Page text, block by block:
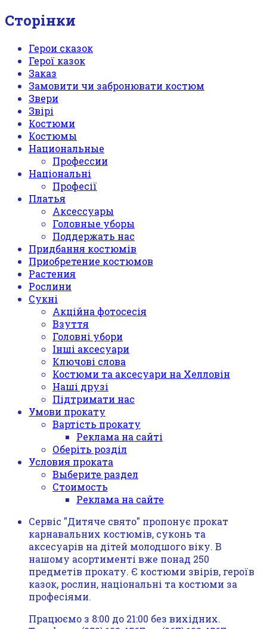
Сторінки
Герои сказок
Герої казок
Заказ
Замовити чи забронювати костюм
Звери
Звірі
Костюми
Костюмы
Национальные
Профессии
Національні
Професії
Платья
Аксессуары
Головные уборы
Поддержать нас
Придбання костюмів
Приобретение костюмов
Растения
Рослини
Сукні
Акційна фотосесія
Взуття
Головні убори
Інші аксесуари
Ключові слова
Костюми та аксесуари на Хелловін
Наші друзі
Підтримати нас
Умови прокату
Вартість прокату
Реклама на сайті
Оберіть розділ
Условия проката
Выберите раздел
Стоимость
Реклама на сайте
Сервіс "Дитяче свято" пропонує прокат
карнавальних костюмів, суконь та
аксесуарів на дітей молодшого віку. В
нашому асортименті вже понад 250
предметів прокату. Є костюми звірів, героїв
казок, рослин, національні та костюми за
професіями.
Працюємо з 8:00 до 21:00 без вихідних.